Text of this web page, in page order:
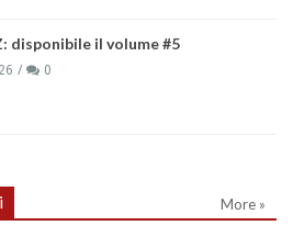
disponibile il volume #5
0
More »